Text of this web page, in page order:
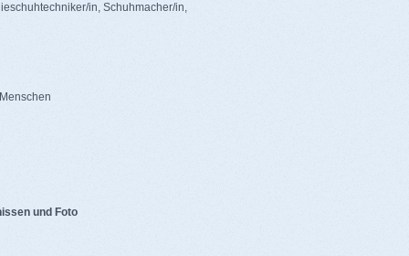
in, Schuhmacher/in,
und Foto